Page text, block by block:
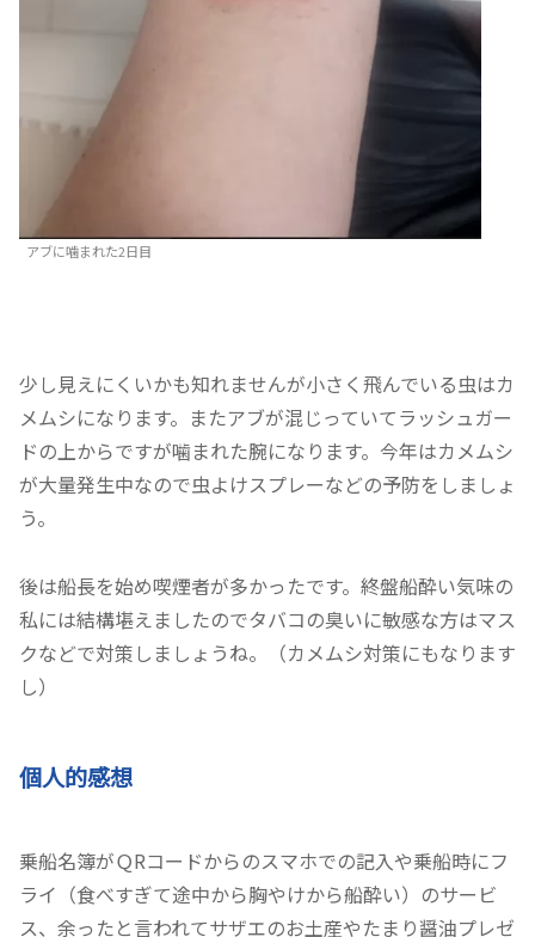
アブに噛まれた2日目
少し見えにくいかも知れませんが小さく飛んでいる虫はカ
メムシになります。またアブが混じっていてラッシュガー
ドの上からですが噛まれた腕になります。今年はカメムシ
が大量発生中なので虫よけスプレーなどの予防をしましょ
う。
後は船長を始め喫煙者が多かったです。終盤船酔い気味の
私には結構堪えましたのでタバコの臭いに敏感な方はマス
クなどで対策しましょうね。（カメムシ対策にもなります
し）
個人的感想
乗船名簿がＱRコードからのスマホでの記入や乗船時にフ
ライ（食べすぎて途中から胸やけから船酔い）のサービ
ス、余ったと言われてサザエのお土産やたまり醤油プレゼ